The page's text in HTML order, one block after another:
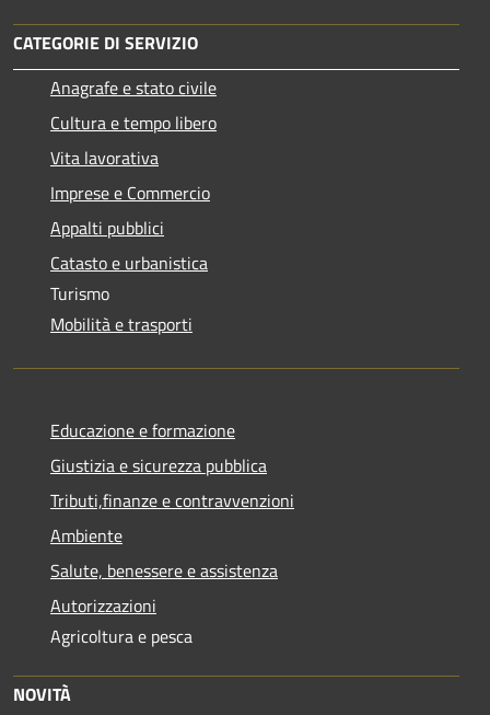
CATEGORIE DI SERVIZIO
Anagrafe e stato civile
Cultura e tempo libero
Vita lavorativa
Imprese e Commercio
Appalti pubblici
Catasto e urbanistica
Turismo
Mobilità e trasporti
Educazione e formazione
Giustizia e sicurezza pubblica
Tributi,finanze e contravvenzioni
Ambiente
Salute, benessere e assistenza
Autorizzazioni
Agricoltura e pesca
NOVITÀ